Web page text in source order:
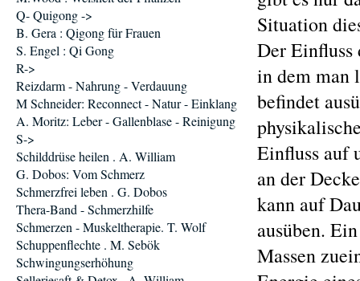
Situation
Der Einfluss
in dem man
befindet
Einfluss auf
an der
kann auf
ausüben.
Massen
Q- Quigong ->
B. Gera : Qigong für Frauen
S. Engel : Qi Gong
R->
Reizdarm - Nahrung - Verdauung
M Schneider: Reconnect - Natur - Einklang
A. Moritz: Leber - Gallenblase - Reinigung
S->
Schilddrüse heilen . A. William
G. Dobos: Vom Schmerz
Schmerzfrei leben . G. Dobos
Thera-Band - Schmerzhilfe
Schmerzen - Muskeltherapie. T. Wolf
Schuppenflechte . M. Sebök
Schwingungserhöhung